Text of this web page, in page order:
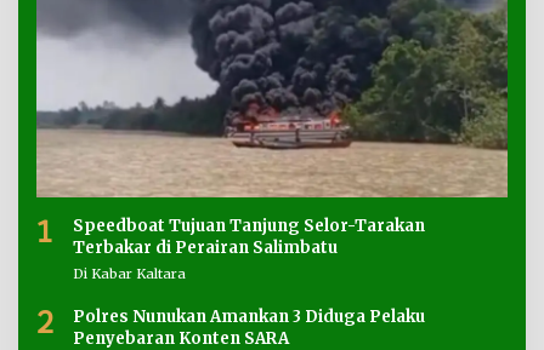
1
Speedboat Tujuan Tanjung Selor-Tarakan
Terbakar di Perairan Salimbatu
Di Kabar Kaltara
2
Polres Nunukan Amankan 3 Diduga Pelaku
Penyebaran Konten SARA